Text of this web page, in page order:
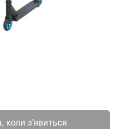
коли з'явиться